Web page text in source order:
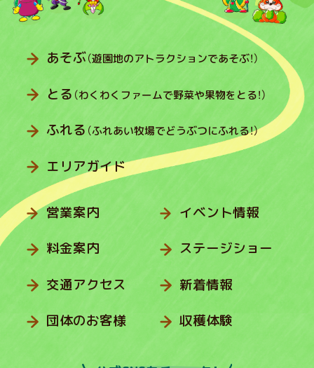
あそぶ（遊園地のアトラクションであそぶ！）
とる （わくわくファームで野菜や果物をとる！）
ふれる （ふれあい牧場でどうぶつにふれる！）
エリアガイド
営業案内
料金案内
交通アクセス
団体のお客様
イベント情報
ステージショー
新着情報
収穫体験